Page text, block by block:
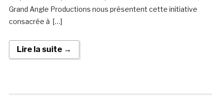
Grand Angle Productions nous présentent cette initiative
consacrée à […]
Lire la suite →